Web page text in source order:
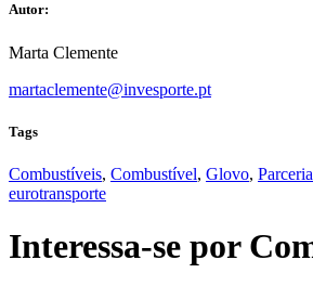
Autor:
Marta Clemente
martaclemente@invesporte.pt
Tags
Combustíveis, Combustível, Glovo, Parceria
eurotransporte
Interessa-se por